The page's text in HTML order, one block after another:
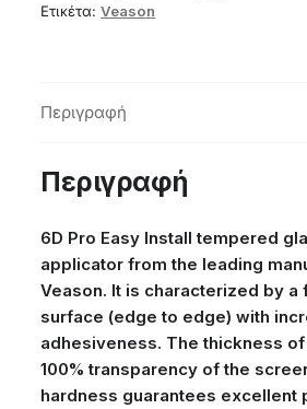
+
black
ποσότητα
Ετικέτα:Veason
Περιγραφή
Περιγραφή
6D Pro Easy Install tempered
applicator from the leading
Veason. It is characterized by a
surface (edge to edge) with
adhesiveness. The thickness
100% transparency of the
hardness guarantees excellent